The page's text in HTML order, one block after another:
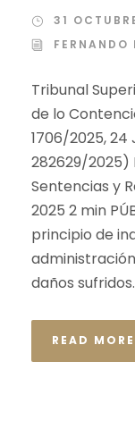
31
FERNANDO
Tribunal
de lo
1706/2025, 24
282629/2025)
Sentencias y
2025 2 min
principio de
daños
READ MORE